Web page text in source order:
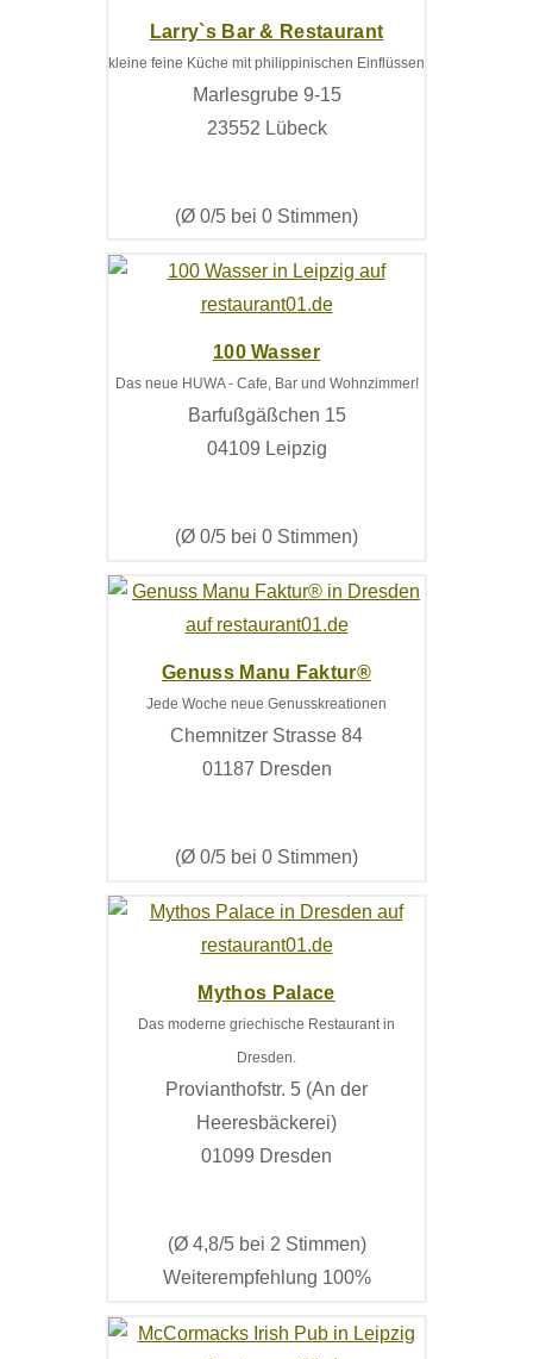
Larry`s Bar & Restaurant
kleine feine Küche mit philippinischen Einflüssen
Marlesgrube 9-15
23552 Lübeck
(Ø 0/5 bei 0 Stimmen)
100 Wasser
Das neue HUWA - Cafe, Bar und Wohnzimmer!
Barfußgäßchen 15
04109 Leipzig
(Ø 0/5 bei 0 Stimmen)
Genuss Manu Faktur®
Jede Woche neue Genusskreationen
Chemnitzer Strasse 84
01187 Dresden
(Ø 0/5 bei 0 Stimmen)
Mythos Palace
Das moderne griechische Restaurant in
Dresden.
Provianthofstr. 5 (An der
Heeresbäckerei)
01099 Dresden
(Ø 4,8/5 bei 2 Stimmen)
Weiterempfehlung 100%